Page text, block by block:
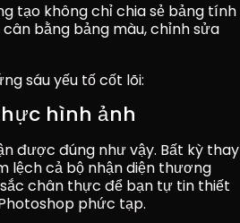
tạo không chỉ chia sẻ bảng tính
bằng bảng màu, chỉnh sửa
sáu yếu tố cốt lõi:
hình ảnh
được đúng như vậy. Bất kỳ thay
lệch cả bộ nhận diện thương
chân thực để bạn tự tin thiết
phức tạp.